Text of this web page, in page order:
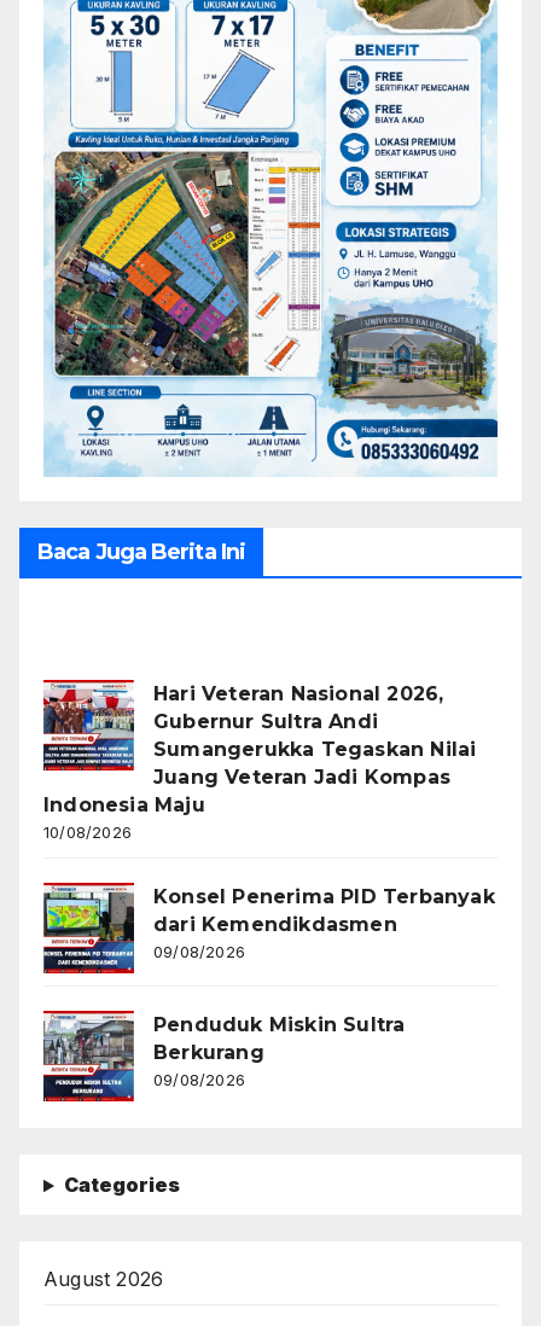
Baca Juga Berita Ini
Hari Veteran Nasional 2026,
Gubernur Sultra Andi
Sumangerukka Tegaskan Nilai
Juang Veteran Jadi Kompas
Indonesia Maju
10/08/2026
Konsel Penerima PID Terbanyak
dari Kemendikdasmen
09/08/2026
Penduduk Miskin Sultra
Berkurang
09/08/2026
Categories
August 2026